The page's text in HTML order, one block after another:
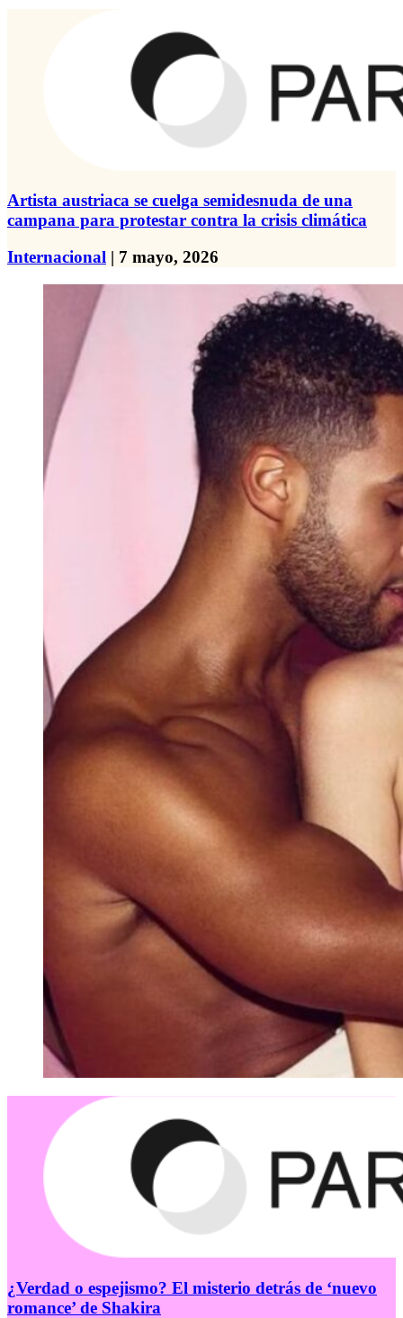
Artista austriaca se cuelga semidesnuda de una
campana para protestar contra la crisis climática
Internacional | 7 mayo, 2026
¿Verdad o espejismo? El misterio detrás de ‘nuevo
romance’ de Shakira